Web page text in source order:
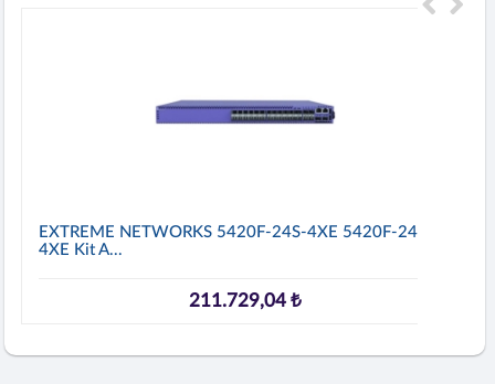
EXTREME NETWORKS 5420F-24S-4XE 5420F-24S-
4XE Kit A...
211.729,04 ₺